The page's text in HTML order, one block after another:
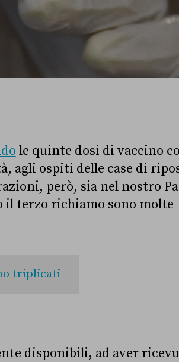
le quinte dosi di vaccino
agli ospiti delle case di
però, sia nel nostro
il terzo richiamo sono molte
triplicati
disponibili, ad aver